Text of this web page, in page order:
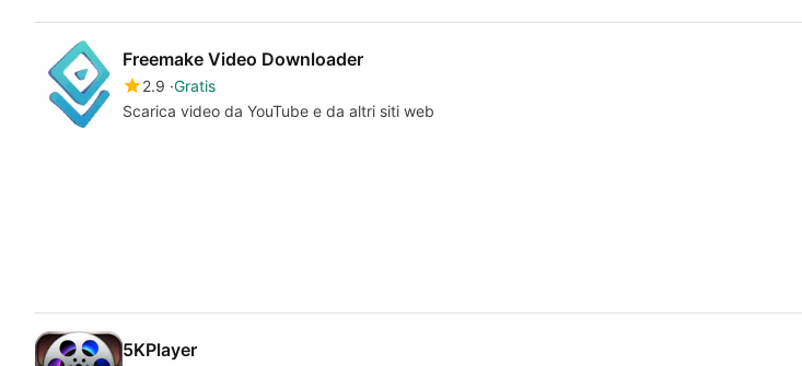
Freemake Video Downloader
2.9 Gratis
Scarica video da YouTube e da altri siti web
5KPlayer